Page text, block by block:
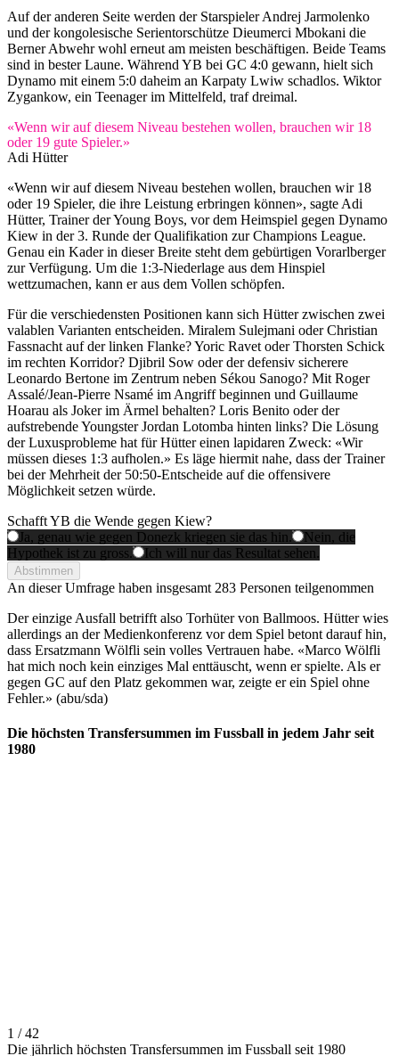
Auf der anderen Seite werden der Starspieler Andrej Jarmolenko
und der kongolesische Serientorschütze Dieumerci Mbokani die
Berner Abwehr wohl erneut am meisten beschäftigen. Beide Teams
sind in bester Laune. Während YB bei GC 4:0 gewann, hielt sich
Dynamo mit einem 5:0 daheim an Karpaty Lwiw schadlos. Wiktor
Zygankow, ein Teenager im Mittelfeld, traf dreimal.
«Wenn wir auf diesem Niveau bestehen wollen, brauchen wir 18
oder 19 gute Spieler.»
Adi Hütter
«Wenn wir auf diesem Niveau bestehen wollen, brauchen wir 18
oder 19 Spieler, die ihre Leistung erbringen können», sagte Adi
Hütter, Trainer der Young Boys, vor dem Heimspiel gegen Dynamo
Kiew in der 3. Runde der Qualifikation zur Champions League.
Genau ein Kader in dieser Breite steht dem gebürtigen Vorarlberger
zur Verfügung. Um die 1:3-Niederlage aus dem Hinspiel
wettzumachen, kann er aus dem Vollen schöpfen.
Für die verschiedensten Positionen kann sich Hütter zwischen zwei
valablen Varianten entscheiden. Miralem Sulejmani oder Christian
Fassnacht auf der linken Flanke? Yoric Ravet oder Thorsten Schick
im rechten Korridor? Djibril Sow oder der defensiv sicherere
Leonardo Bertone im Zentrum neben Sékou Sanogo? Mit Roger
Assalé/Jean-Pierre Nsamé im Angriff beginnen und Guillaume
Hoarau als Joker im Ärmel behalten? Loris Benito oder der
aufstrebende Youngster Jordan Lotomba hinten links? Die Lösung
der Luxusprobleme hat für Hütter einen lapidaren Zweck: «Wir
müssen dieses 1:3 aufholen.» Es läge hiermit nahe, dass der Trainer
bei der Mehrheit der 50:50-Entscheide auf die offensivere
Möglichkeit setzen würde.
Schafft YB die Wende gegen Kiew?
Ja, genau wie gegen Donezk kriegen sie das hin.
Nein, die
Hypothek ist zu gross.
Ich will nur das Resultat sehen.
Abstimmen
An dieser Umfrage haben insgesamt 283 Personen teilgenommen
Der einzige Ausfall betrifft also Torhüter von Ballmoos. Hütter wies
allerdings an der Medienkonferenz vor dem Spiel betont darauf hin,
dass Ersatzmann Wölfli sein volles Vertrauen habe. «Marco Wölfli
hat mich noch kein einziges Mal enttäuscht, wenn er spielte. Als er
gegen GC auf den Platz gekommen war, zeigte er ein Spiel ohne
Fehler.» (abu/sda)
Die höchsten Transfersummen im Fussball in jedem Jahr seit
1980
1 / 42
Die jährlich höchsten Transfersummen im Fussball seit 1980